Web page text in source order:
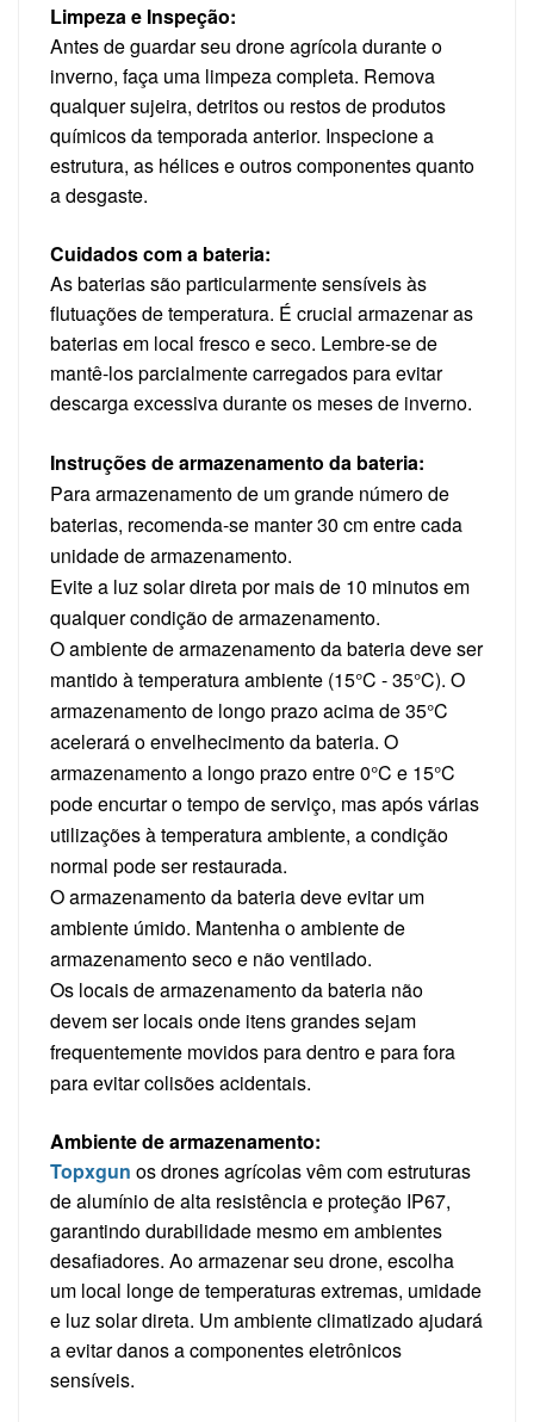
Limpeza e Inspeção:
Antes de guardar seu drone agrícola durante o
inverno, faça uma limpeza completa. Remova
qualquer sujeira, detritos ou restos de produtos
químicos da temporada anterior. Inspecione a
estrutura, as hélices e outros componentes quanto
a desgaste.
Cuidados com a bateria:
As baterias são particularmente sensíveis às
flutuações de temperatura. É crucial armazenar as
baterias em local fresco e seco. Lembre-se de
mantê-los parcialmente carregados para evitar
descarga excessiva durante os meses de inverno.
Instruções de armazenamento da bateria:
Para armazenamento de um grande número de
baterias, recomenda-se manter 30 cm entre cada
unidade de armazenamento.
Evite a luz solar direta por mais de 10 minutos em
qualquer condição de armazenamento.
O ambiente de armazenamento da bateria deve ser
mantido à temperatura ambiente (15°C - 35°C). O
armazenamento de longo prazo acima de 35°C
acelerará o envelhecimento da bateria. O
armazenamento a longo prazo entre 0°C e 15°C
pode encurtar o tempo de serviço, mas após várias
utilizações à temperatura ambiente, a condição
normal pode ser restaurada.
O armazenamento da bateria deve evitar um
ambiente úmido. Mantenha o ambiente de
armazenamento seco e não ventilado.
Os locais de armazenamento da bateria não
devem ser locais onde itens grandes sejam
frequentemente movidos para dentro e para fora
para evitar colisões acidentais.
Ambiente de armazenamento:
Topxgun os drones agrícolas vêm com estruturas
de alumínio de alta resistência e proteção IP67,
garantindo durabilidade mesmo em ambientes
desafiadores. Ao armazenar seu drone, escolha
um local longe de temperaturas extremas, umidade
e luz solar direta. Um ambiente climatizado ajudará
a evitar danos a componentes eletrônicos
sensíveis.